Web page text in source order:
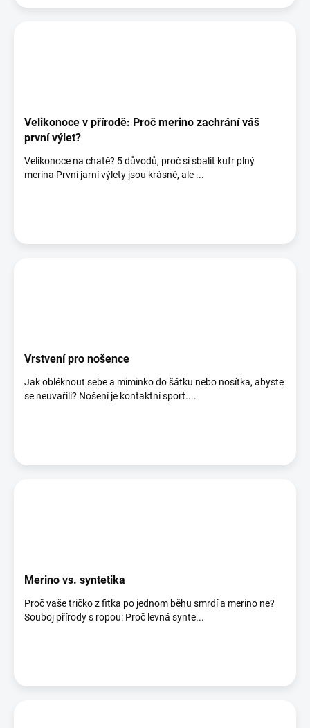
Velikonoce v přírodě: Proč merino zachrání váš
první výlet?
Velikonoce na chatě? 5 důvodů, proč si sbalit kufr plný
merina První jarní výlety jsou krásné, ale ...
Vrstvení pro nošence
Jak obléknout sebe a miminko do šátku nebo nosítka, abyste
se neuvařili? Nošení je kontaktní sport....
Merino vs. syntetika
Proč vaše tričko z fitka po jednom běhu smrdí a merino ne?
Souboj přírody s ropou: Proč levná synte...